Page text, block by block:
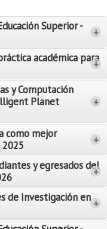
Superior -
+
académica para
+
y Computación
Planet
+
como mejor
+
y egresados del
+
de Investigación en +